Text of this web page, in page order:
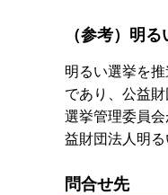
（参考）明
明るい選挙を
であり、公益
選挙管理委員
益財団法人明
問合せ先